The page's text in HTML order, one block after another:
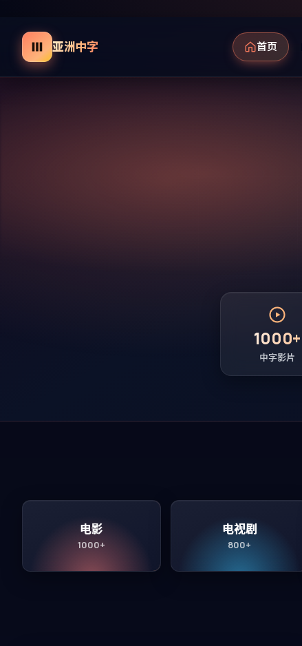
亚洲中字 首页
1000+
中字影片
电影
1000+
电视剧
800+